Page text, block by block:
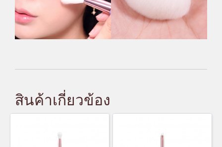
สินค้าเกี่ยวข้อง